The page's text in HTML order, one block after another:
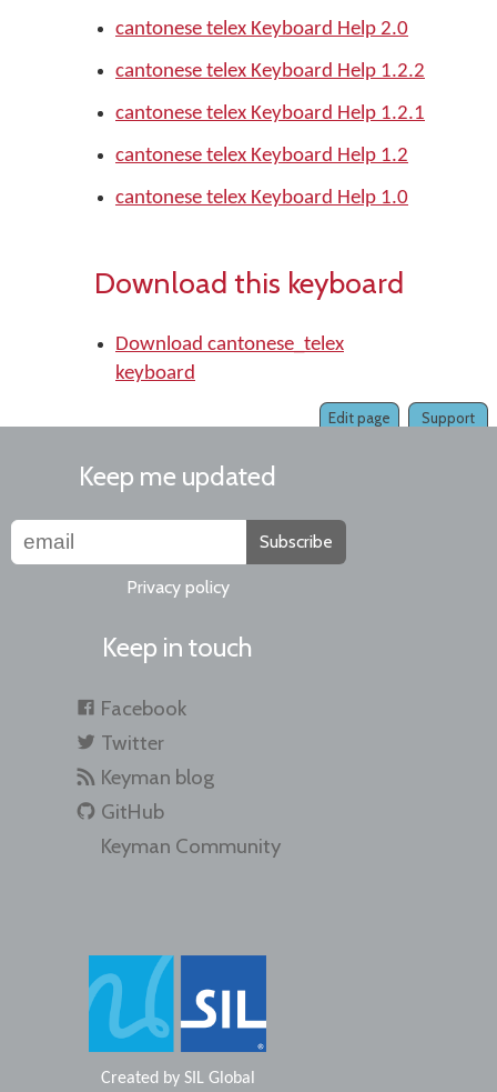
cantonese telex Keyboard Help 2.0
cantonese telex Keyboard Help 1.2.2
cantonese telex Keyboard Help 1.2.1
cantonese telex Keyboard Help 1.2
cantonese telex Keyboard Help 1.0
Download this keyboard
Download cantonese_telex
keyboard
Support
Edit page
Keep me updated
Subscribe
Privacy policy
Keep in touch
Facebook
Twitter
Keyman blog
GitHub
Keyman Community
Created by SIL Global